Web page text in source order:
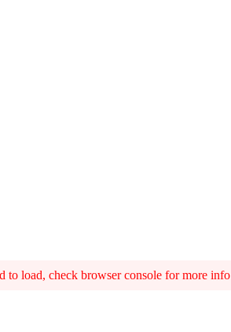
to load, check browser console for more info